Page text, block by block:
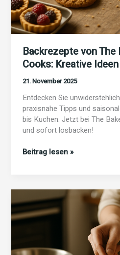
Backrezepte von The
Cooks: Kreative
21. November 2025
Entdecken Sie
praxisnahe Tipps und
bis Kuchen. Jetzt bei The
und sofort losbacken!
Backrezepte
Cooks:
Kreative
Tipps
Beitrag lesen »